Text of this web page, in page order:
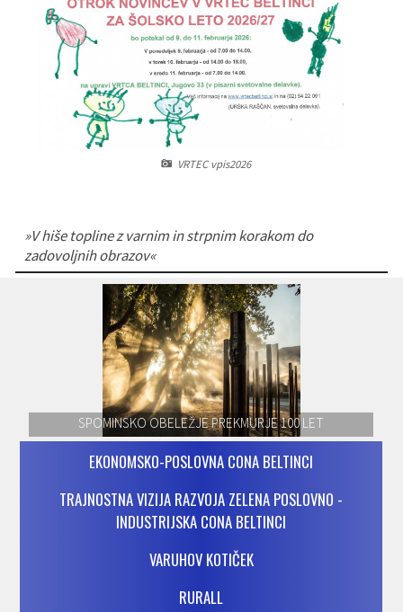
VRTEC vpis2026
»V hiše topline z varnim in strpnim korakom do
zadovoljnih obrazov«
SPOMINSKO OBELEŽJE PREKMURJE 100 LET
EKONOMSKO-POSLOVNA CONA BELTINCI
TRAJNOSTNA VIZIJA RAZVOJA ZELENA POSLOVNO -
INDUSTRIJSKA CONA BELTINCI
VARUHOV KOTIČEK
RURALL
Varstvo osebnih podatkov
Informacije javnega značaja
Občinski časopis "Mali Rijtar"
Občinski predpisi
Galerija slik
Druge koristne povezave